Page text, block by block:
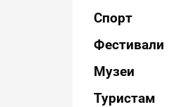
Спорт
Фестивали
Музеи
Туристам
Вс Пн